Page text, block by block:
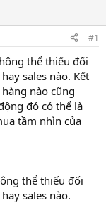
#1
thể thiếu đối
sales nào. Kết
nào cũng
đó có thể là
tầm nhìn của
thể thiếu đối
sales nào.